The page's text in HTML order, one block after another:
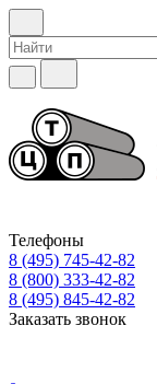
Телефоны
8 (495) 745-42-82
8 (800) 333-42-82
8 (495) 845-42-82
Заказать звонок